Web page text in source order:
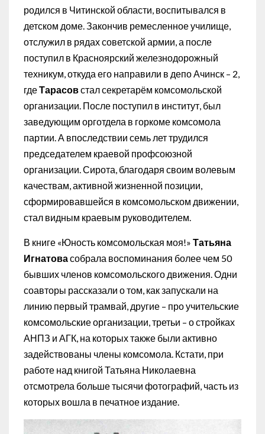
родился в Читинской области, воспитывался в
детском доме. Закончив ремесленное училище,
отслужил в рядах советской армии, а после
поступил в Красноярский железнодорожный
техникум, откуда его направили в депо Ачинск – 2,
гдеТарасовстал секретарём комсомольской
организации. После поступил в институт, был
заведующим орготдела в горкоме комсомола
партии. А впоследствии семь лет трудился
председателем краевой профсоюзной
организации. Сирота, благодаря своим волевым
качествам, активной жизненной позиции,
сформировавшейся в комсомольском движении,
стал видным краевым руководителем.
В книге «Юность комсомольская моя!» Татьяна
Игнатовасобрала воспоминания более чем 50
бывших членов комсомольского движения. Одни
соавторы рассказали о том, как запускали на
линию первый трамвай, другие – про учительские
комсомольские организации, третьи – о стройках
АНПЗ и АГК, на которых также были активно
задействованы члены комсомола. Кстати, при
работе над книгой Татьяна Николаевна
отсмотрела больше тысячи фотографий, часть из
которых вошла в печатное издание.